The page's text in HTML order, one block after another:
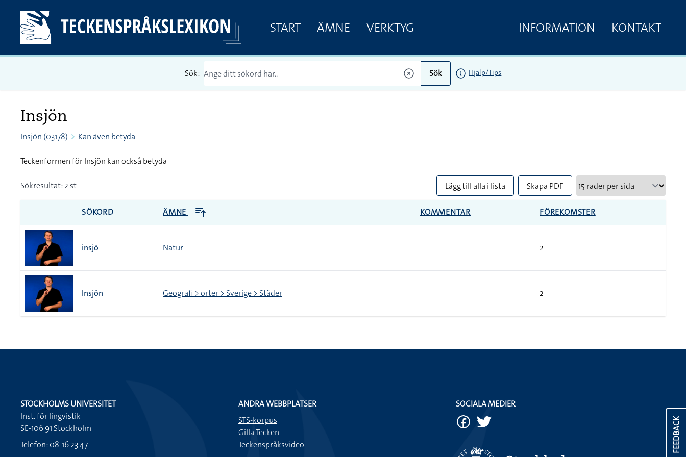
START ÄMNE VERKTYG INFORMATION KONTAKT
Sök: Sök Hjälp/Tips
Insjön
Insjön (03178) Kan även betyda
Teckenformen för Insjön kan också betyda
Sökresultat: 2 st Lägg till alla i lista Skapa PDF
SÖKORD ÄMNE KOMMENTAR FÖREKOMSTER
insjö Natur 2
Insjön Geografi > orter > Sverige > Städer 2
FEEDBACK
STOCKHOLMS UNIVERSITET
Inst. för lingvistik
SE-106 91 Stockholm
Telefon: 08-16 23 47
ANDRA WEBBPLATSER
STS-korpus
Gilla Tecken
Teckenspråksvideo
SOCIALA MEDIER